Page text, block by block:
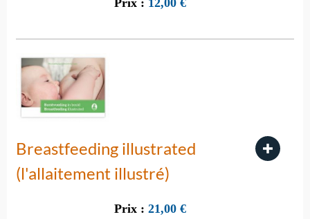
Prix : 12,00 €
Breastfeeding illustrated
(l'allaitement illustré)
Prix : 21,00 €